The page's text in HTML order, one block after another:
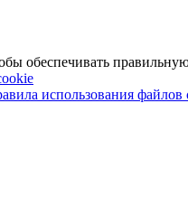
обеспечивать
использования файлов